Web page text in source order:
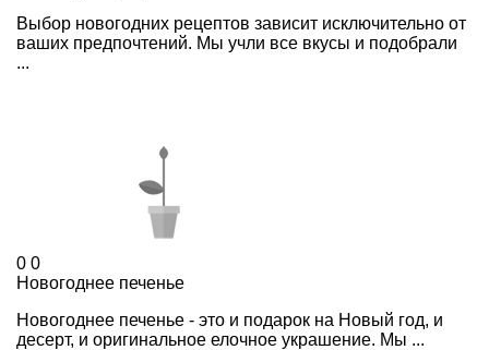
Выбор новогодних рецептов зависит исключительно от
ваших предпочтений. Мы учли все вкусы и подобрали
...
0 0
Новогоднее печенье
Новогоднее печенье - это и подарок на Новый год, и
десерт, и оригинальное елочное украшение. Мы ...